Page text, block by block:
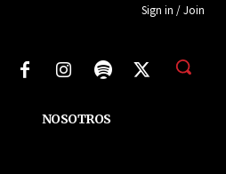
Sign in / Join
NOSOTROS